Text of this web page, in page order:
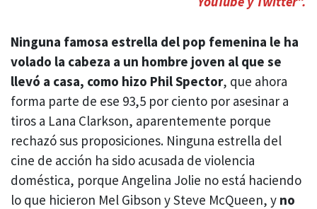
Ninguna famosa estrella del pop femenina le ha
volado la cabeza a un hombre joven al que se
llevó a casa, como hizo Phil Spector, que ahora
forma parte de ese 93,5 por ciento por asesinar a
tiros a Lana Clarkson, aparentemente porque
rechazó sus proposiciones. Ninguna estrella del
cine de acción ha sido acusada de violencia
doméstica, porque Angelina Jolie no está haciendo
lo que hicieron Mel Gibson y Steve McQueen, y no